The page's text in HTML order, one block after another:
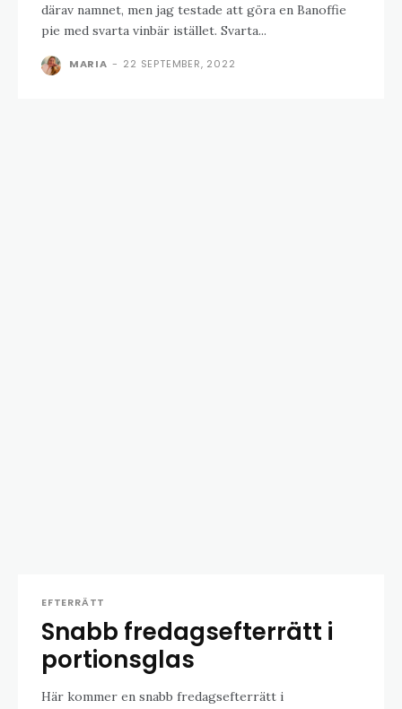
därav namnet, men jag testade att göra en Banoffie
pie med svarta vinbär istället. Svarta...
MARIA - 22 SEPTEMBER, 2022
EFTERRÄTT
Snabb fredagsefterrätt i
portionsglas
Här kommer en snabb fredagsefterrätt i